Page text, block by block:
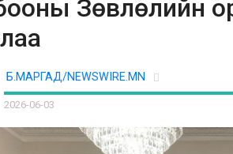
Зөвлөлийн
Б.МАРГАД/NEWSWIRE.MN
2026-06-03